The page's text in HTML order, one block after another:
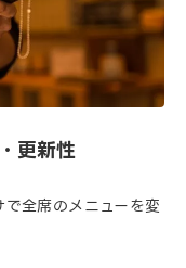
更新性
全席のメニューを変